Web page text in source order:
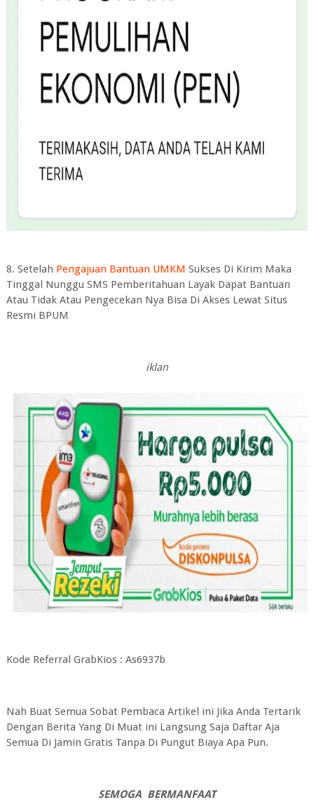
8. Setelah Pengajuan Bantuan UMKM Sukses Di Kirim Maka
Tinggal Nunggu SMS Pemberitahuan Layak Dapat Bantuan
Atau Tidak Atau Pengecekan Nya Bisa Di Akses Lewat Situs
Resmi BPUM
iklan
Kode Referral GrabKios : As6937b
Nah Buat Semua Sobat Pembaca Artikel ini Jika Anda Tertarik
Dengan Berita Yang Di Muat ini Langsung Saja Daftar Aja
Semua Di Jamin Gratis Tanpa Di Pungut Biaya Apa Pun.
SEMOGA BERMANFAAT